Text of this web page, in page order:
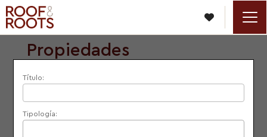

Propiedades
Título:
Tipología: